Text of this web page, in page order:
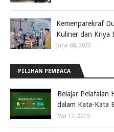
Kemenparekraf
Kuliner dan Kriya
June 08, 2022
PILIHAN PEMBACA
Belajar Pelafalan
dalam Kata-Kata
Mei 17, 2019